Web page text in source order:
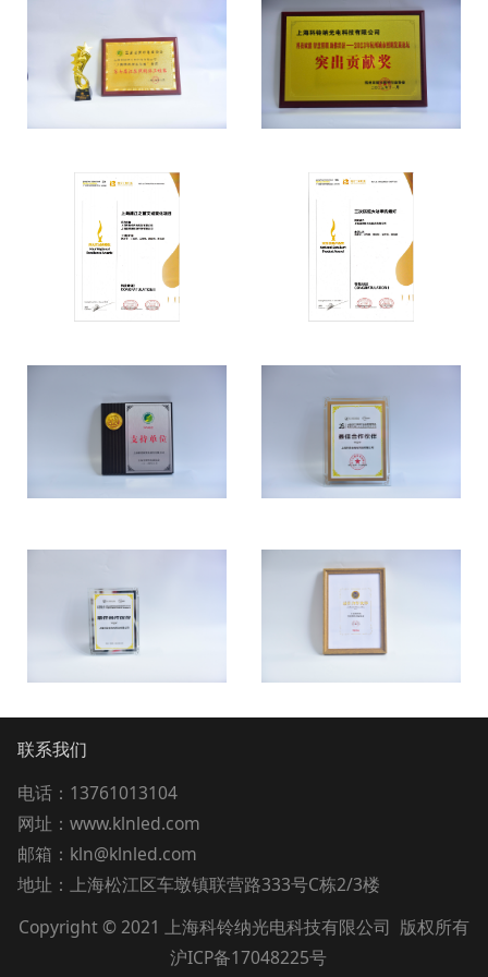
联系我们
电话：13761013104
网址：www.klnled.com
邮箱：kln@klnled.com
地址：上海松江区车墩镇联营路333号C栋2/3楼
Copyright © 2021 上海科铃纳光电科技有限公司 版权所有
沪ICP备17048225号